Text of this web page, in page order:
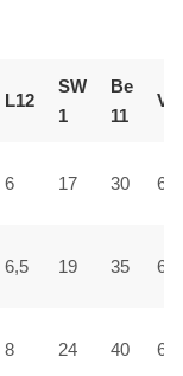
L12
SW
1
Вe
11
VD
6 17 30 6
6,5 19 35 6,5
8 24 40 6,5